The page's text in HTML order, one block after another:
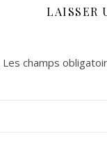
LAISSER
Les champs